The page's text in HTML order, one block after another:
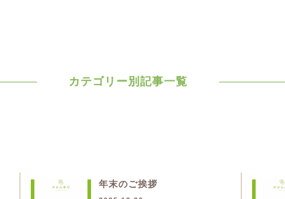
カテゴリー別記事一覧
年末のご挨拶